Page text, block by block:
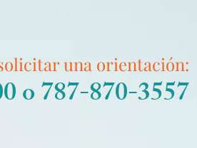
una orientación:
o 787-870-3557